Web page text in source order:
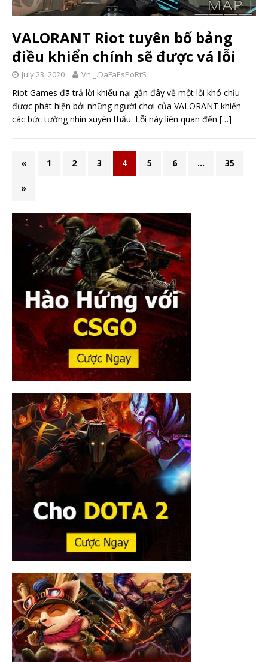
VALORANT Riot tuyên bố bảng
điều khiển chính sẽ được vá lỗi
July 23, 2020 Vn._.DaFaEsPoRtS
Riot Games đã trả lời khiếu nại gần đây về một lỗi khó chịu
được phát hiện bởi những người chơi của VALORANT khiến
các bức tường nhìn xuyên thấu. Lỗi này liên quan đến […]
« 1 2 3 4 5 6 … 35
»